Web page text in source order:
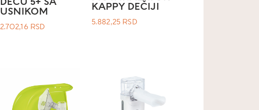
USNIKOM
2.702,16 RSD
KAPPY DEČIJI
5.882,25 RSD